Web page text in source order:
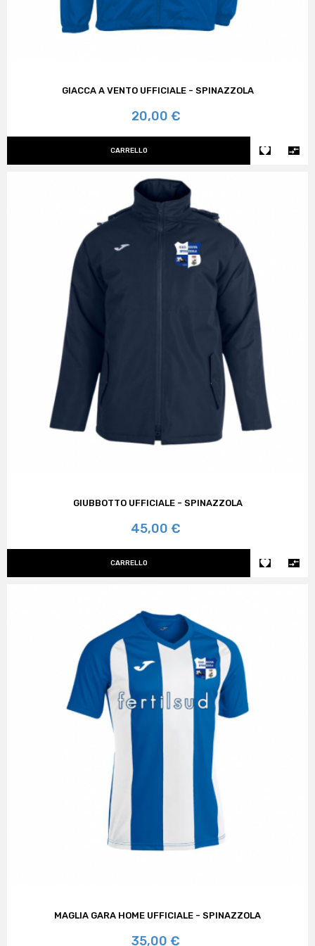
GIACCA A VENTO UFFICIALE - SPINAZZOLA
Prezzo
20,00 €
CARRELLO  
GIUBBOTTO UFFICIALE - SPINAZZOLA
Prezzo
45,00 €
CARRELLO  
MAGLIA GARA HOME UFFICIALE - SPINAZZOLA
Prezzo
35,00 €